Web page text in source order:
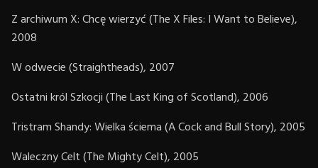
Z archiwum X: Chcę wierzyć (The X Files: I Want to Believe),
2008
W odwecie (Straightheads), 2007
Ostatni król Szkocji (The Last King of Scotland), 2006
Tristram Shandy: Wielka ściema (A Cock and Bull Story), 2005
Waleczny Celt (The Mighty Celt), 2005